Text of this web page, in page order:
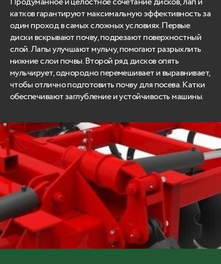
катков гарантируют максимальную эффективность за
один проход в самых сложных условиях. Первые
диски вскрывают почву, подрезают поверхностный
слой. Лапы улучшают мульчу, помогают разрыхлить
нижние слои почвы. Второй ряд дисков опять
мульчирует, однородно перемешивает и выравнивает,
чтобы отлично подготовить почву для посева. Катки
обеспечивают заглубление и устойчивость машины.